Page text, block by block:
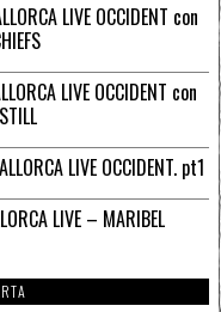
LIVE OCCIDENT con
LIVE OCCIDENT con
LIVE OCCIDENT. pt1
LIVE – MARIBEL